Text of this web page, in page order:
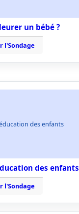
un bébé ?
l'Sondage
des enfants
des enfants
l'Sondage